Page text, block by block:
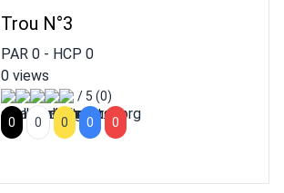
Trou N°3
PAR 0- HCP 0
0 views
/ 5 (0)
0
0 0 0 0